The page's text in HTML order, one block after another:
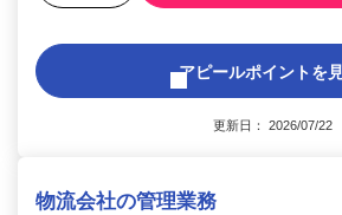
アピールポイントを
更新日： 2026/07/22
物流会社の管理業務